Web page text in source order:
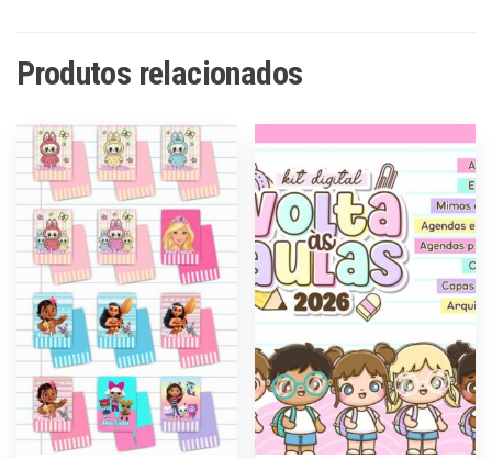
Produtos relacionados